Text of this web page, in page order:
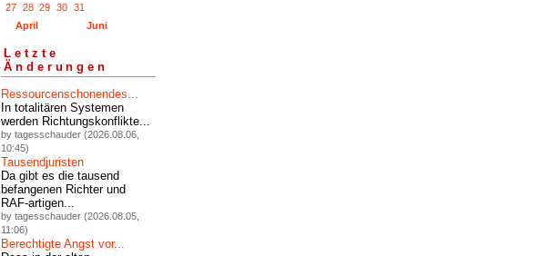
27
28 29 30 31
April
Juni
Letzte
Änderungen
Ressourcenschonendes...
In totalitären Systemen
werden Richtungskonflikte...
by tagesschauder (2026.08.06,
10:45)
Tausendjuristen
Da gibt es die tausend
befangenen Richter und
RAF-artigen...
by tagesschauder (2026.08.05,
11:06)
Berechtigte Angst vor...